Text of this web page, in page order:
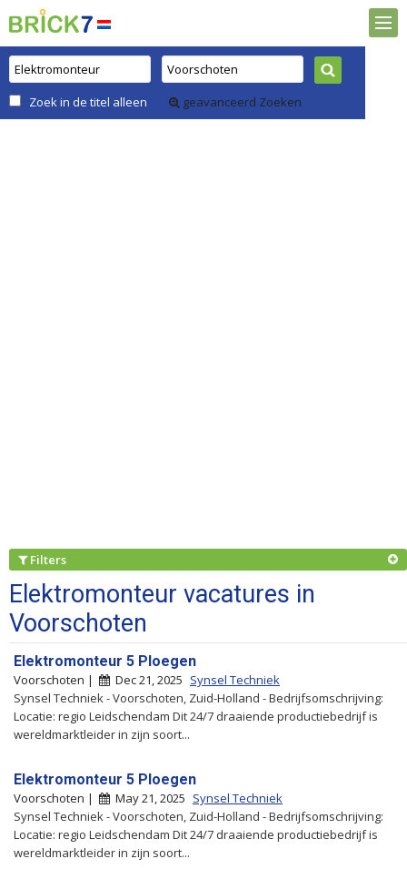
Zoek in de titel alleen geavanceerd Zoeken
Filters
Elektromonteur vacatures in
Voorschoten
Elektromonteur 5 Ploegen
Voorschoten | Dec 21, 2025 Synsel Techniek
Synsel Techniek - Voorschoten, Zuid-Holland - Bedrijfsomschrijving:
Locatie: regio Leidschendam Dit 24/7 draaiende productiebedrijf is
wereldmarktleider in zijn soort...
Elektromonteur 5 Ploegen
Voorschoten | May 21, 2025 Synsel Techniek
Synsel Techniek - Voorschoten, Zuid-Holland - Bedrijfsomschrijving:
Locatie: regio Leidschendam Dit 24/7 draaiende productiebedrijf is
wereldmarktleider in zijn soort...